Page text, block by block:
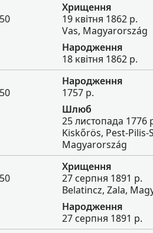
Хрищення
19 квітня 1862 р.
Vas, Magyarország
Народження
18 квітня 1862 р.
Народження
1757 р.
Шлюб
25 листопада 1776
Kiskőrös, Pest-Pilis-
Magyarország
Хрищення
27 серпня 1891 р.
Belatincz, Zala,
Народження
27 серпня 1891 р.